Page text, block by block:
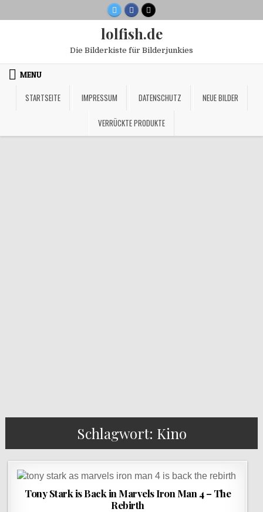
to
lolfish.de
Die Bilderkiste für Bilderjunkies
MENU
STARTSEITE IMPRESSUM DATENSCHUTZ NEUE BILDER
VERRÜCKTE PRODUKTE
Schlagwort: Kino
Tony Stark is Back in Marvels Iron Man 4 – The
Rebirth